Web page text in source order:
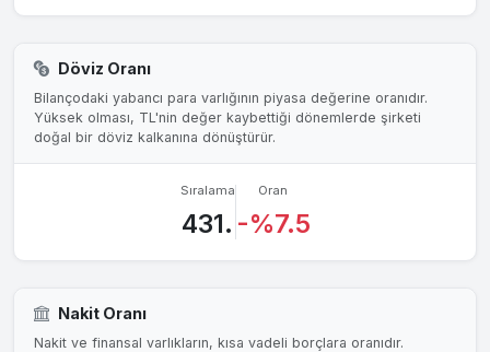
Döviz Oranı
Bilançodaki yabancı para varlığının piyasa değerine oranıdır.
Yüksek olması, TL'nin değer kaybettiği dönemlerde şirketi
doğal bir döviz kalkanına dönüştürür.
Sıralama
431.
Oran
-%7.5
Nakit Oranı
Nakit ve finansal varlıkların, kısa vadeli borçlara oranıdır.